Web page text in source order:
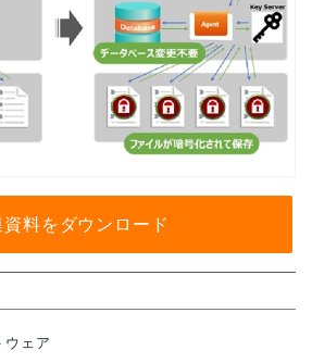
資料をダウンロード
ウェア